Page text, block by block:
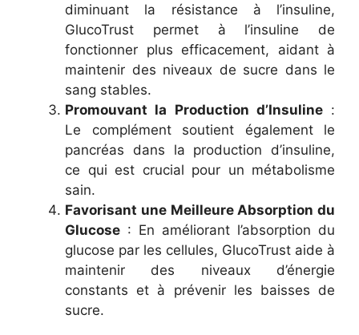
diminuant la résistance à l’insuline,
GlucoTrust permet à l’insuline de
fonctionner plus efficacement, aidant à
maintenir des niveaux de sucre dans le
sang stables.
Promouvant la Production d’Insuline:
Le complément soutient également le
pancréas dans la production d’insuline,
ce qui est crucial pour un métabolisme
sain.
Favorisant une Meilleure Absorption du
Glucose : En améliorant l’absorption du
glucose par les cellules, GlucoTrust aide à
maintenir des niveaux d’énergie
constants et à prévenir les baisses de
sucre.